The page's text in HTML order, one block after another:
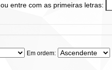
ou entre com as primeiras letras:
Em ordem: